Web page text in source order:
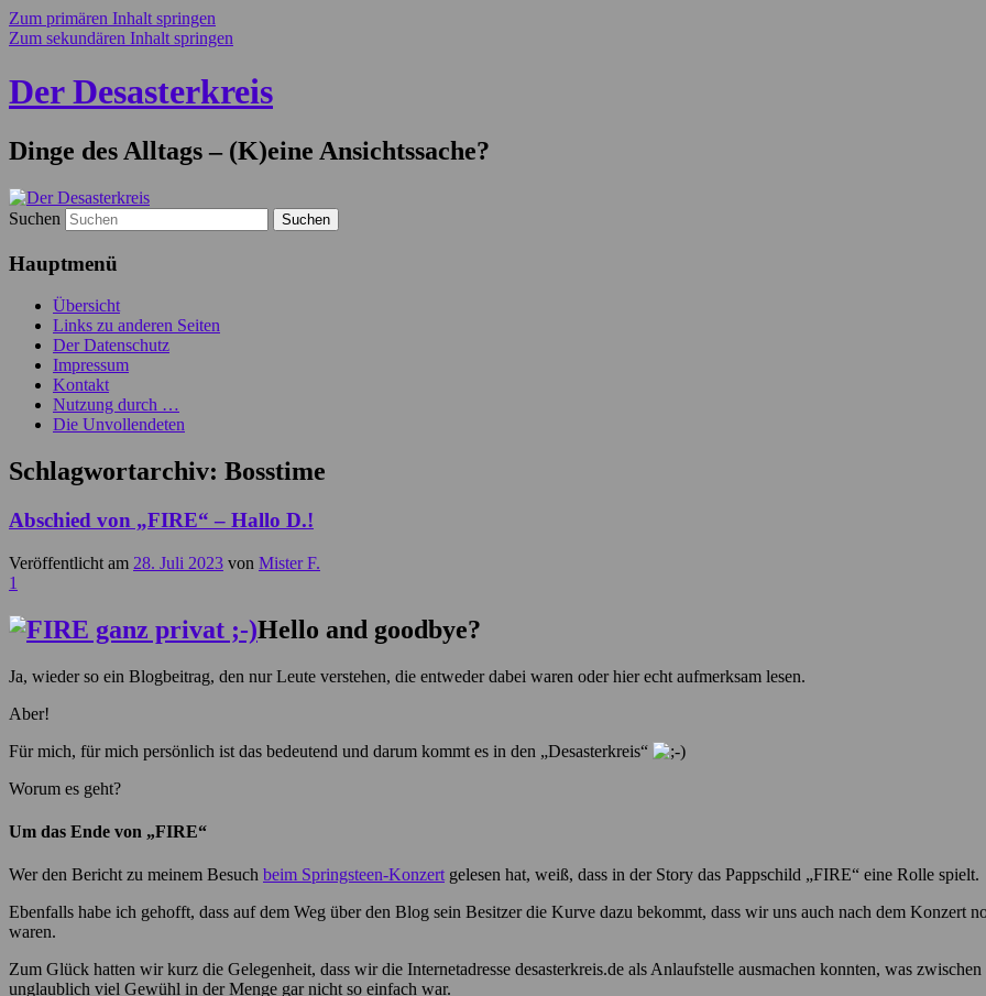
Zum primären Inhalt springen
Zum sekundären Inhalt springen
Der Desasterkreis
Dinge des Alltags – (K)eine Ansichtssache?
Suchen
Hauptmenü
Übersicht
Links zu anderen Seiten
Der Datenschutz
Impressum
Kontakt
Nutzung durch …
Die Unvollendeten
Schlagwortarchiv: Bosstime
Abschied von „FIRE“ – Hallo D.!
Veröffentlicht am 28. Juli 2023 von Mister F.
1
Hello and goodbye?
Ja, wieder so ein Blogbeitrag, den nur Leute verstehen, die entweder dabei waren oder hier echt aufmerksam lesen.
Aber!
Für mich, für mich persönlich ist das bedeutend und darum kommt es in den „Desasterkreis“
Worum es geht?
Um das Ende von „FIRE“
Wer den Bericht zu meinem Besuch beim Springsteen-Konzert gelesen hat, weiß, dass in der Story das Pappschild „FIRE“ eine Rolle spielt.
Ebenfalls habe ich gehofft, dass auf dem Weg über den Blog sein Besitzer die Kurve dazu bekommt, dass wir uns auch nach dem Konzert
waren.
Zum Glück hatten wir kurz die Gelegenheit, dass wir die Internetadresse desasterkreis.de als Anlaufstelle ausmachen konnten, was
unglaublich viel Gewühl in der Menge gar nicht so einfach war.